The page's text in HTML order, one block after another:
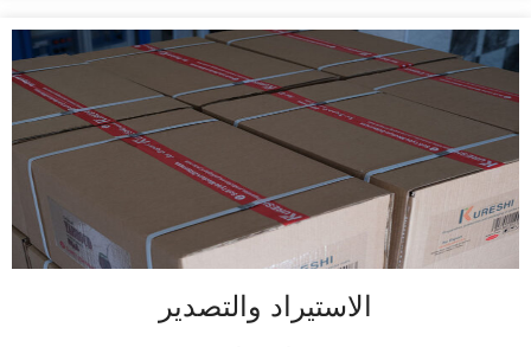
الاستيراد والتصدير